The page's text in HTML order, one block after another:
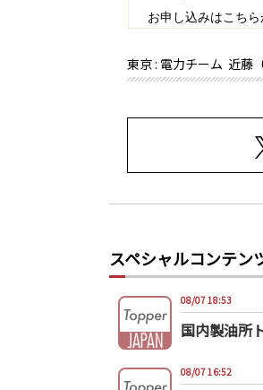
お申し込みはこちら
東京 : 電力チーム 近藤
スペシャルコンテン
08/07 18:53
国内製油所
08/07 16:52